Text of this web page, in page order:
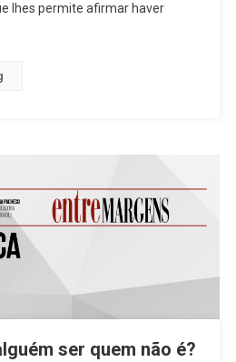
lhes permite afirmar haver
ser quem não é?